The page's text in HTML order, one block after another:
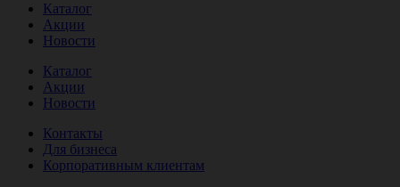
Каталог
Акции
Новости
Каталог
Акции
Новости
Контакты
Для бизнеса
Корпоративным клиентам